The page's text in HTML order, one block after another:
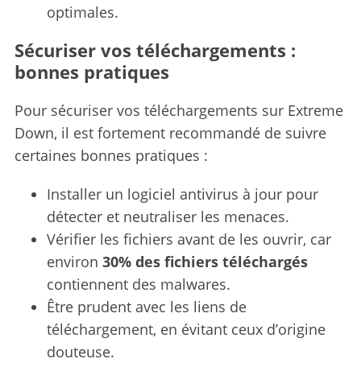
optimales.
Sécuriser vos téléchargements :
bonnes pratiques
Pour sécuriser vos téléchargements sur Extreme
Down, il est fortement recommandé de suivre
certaines bonnes pratiques :
Installer un logiciel antivirus à jour pour
détecter et neutraliser les menaces.
Vérifier les fichiers avant de les ouvrir, car
environ 30% des fichiers téléchargés
contiennent des malwares.
Être prudent avec les liens de
téléchargement, en évitant ceux d’origine
douteuse.